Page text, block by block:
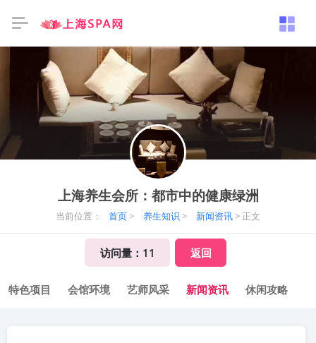
上海养生会所：都市中的健康绿洲
当前位置： 首页> 养生知识 > 新闻资讯> 正文
访问量： 11 返回
特色项目 会馆环境 艺师风采 新闻资讯 休闲攻略